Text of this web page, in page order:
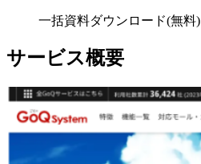
一括資料ダウンロード(無料)
サービス概要